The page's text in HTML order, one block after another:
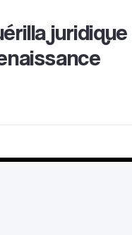
juridique